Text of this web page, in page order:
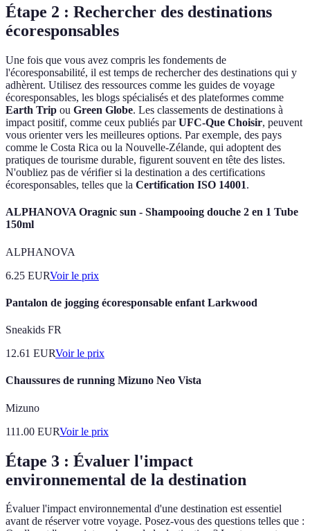
Étape 2 : Rechercher des destinations
écoresponsables
Une fois que vous avez compris les fondements de
l'écoresponsabilité, il est temps de rechercher des destinations qui y
adhèrent. Utilisez des ressources comme les guides de voyage
écoresponsables, les blogs spécialisés et des plateformes comme
Earth Trip ou Green Globe. Les classements de destinations à
impact positif, comme ceux publiés parUFC-Que Choisir, peuvent
vous orienter vers les meilleures options. Par exemple, des pays
comme le Costa Rica ou la Nouvelle-Zélande, qui adoptent des
pratiques de tourisme durable, figurent souvent en tête des listes.
N'oubliez pas de vérifier si la destination a des certifications
écoresponsables, telles que la Certification ISO 14001.
ALPHANOVA Oragnic sun - Shampooing douche 2 en 1 Tube
150ml
ALPHANOVA
6.25 EURVoir le prix
Pantalon de jogging écoresponsable enfant Larkwood
Sneakids FR
12.61 EURVoir le prix
Chaussures de running Mizuno Neo Vista
Mizuno
111.00 EURVoir le prix
Étape 3 : Évaluer l'impact
environnemental de la destination
Évaluer l'impact environnemental d'une destination est essentiel
avant de réserver votre voyage. Posez-vous des questions telles que :